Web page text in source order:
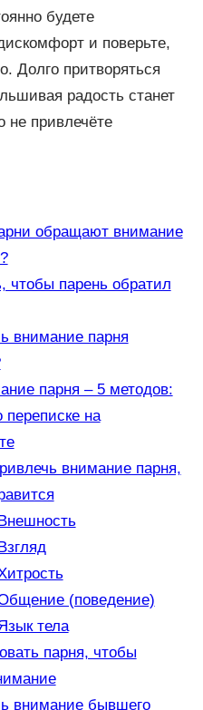
будете
и поверьте,
Долго притворяться
радость станет
не привлечёте
обращают внимание
чтобы парень обратил
внимание парня
парня – 5 методов:
на
внимание парня,
(поведение)
тела
парня, чтобы
внимание бывшего